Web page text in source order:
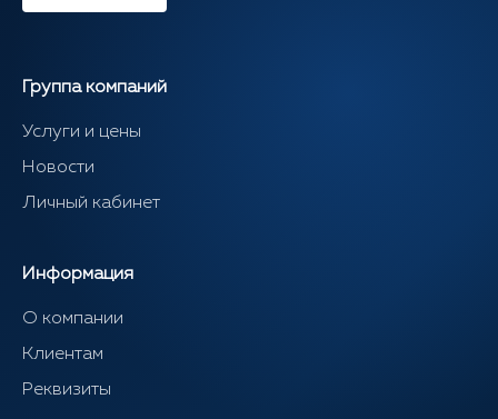
Группа компаний
Услуги и цены
Новости
Личный кабинет
Информация
О компании
Клиентам
Реквизиты